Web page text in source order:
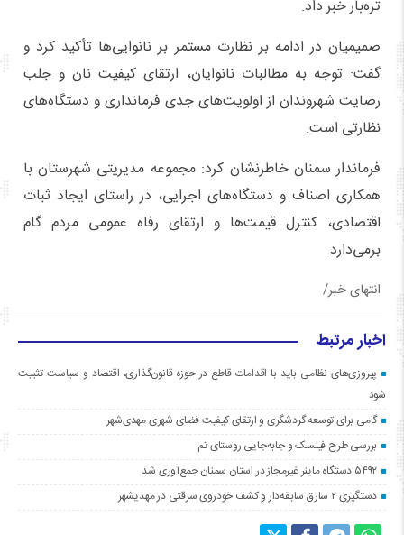
تره‌بار خبر داد.
صمیمیان در ادامه بر نظارت مستمر بر نانوایی‌ها تأکید کرد و
گفت: توجه به مطالبات نانوایان، ارتقای کیفیت نان و جلب
رضایت شهروندان از اولویت‌های جدی فرمانداری و دستگاه‌های
نظارتی است.
فرماندار سمنان خاطرنشان کرد: مجموعه مدیریتی شهرستان با
همکاری اصناف و دستگاه‌های اجرایی، در راستای ایجاد ثبات
اقتصادی، کنترل قیمت‌ها و ارتقای رفاه عمومی مردم گام
برمی‌دارد.
انتهای خبر/
اخبار مرتبط
پیروزی‌های نظامی باید با اقدامات قاطع در حوزه قانون‌گذاری، اقتصاد و سیاست تثبیت
شود
گامی برای توسعه گردشگری و ارتقای کیفیت فضای شهری مهدی‌شهر
بررسی طرح فینسک و جابه‌جایی روستای تم
۵۴۹۲ دستگاه ماینر غیرمجاز در استان سمنان جمع‌آوری شد
دستگیری ۲ سارق سابقه‌دار و کشف خودروی سرقتی در مهدیشهر